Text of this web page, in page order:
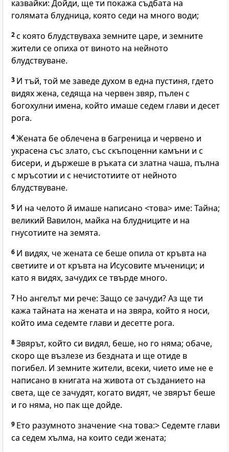
казвайки: Дойди, ще ти покажа съдбата на
голямата блудница, която седи на много води;
2с която блудствуваха земните царе, и земните
жители се опиха от виното на нейното
блудствуване.
3 И тъй, той ме заведе духом в една пустиня, гдето
видях жена, седяща на червен звяр, пълен с
богохулни имена, който имаше седем глави и десет
рога.
4Жената бе облечена в багреница и червено и
украсена със злато, със скъпоценни камъни и с
бисери, и държеше в ръката си златна чаша, пълна
с мръсотии и с нечистотиите от нейното
блудствуване.
5 И на челото й имаше написано <това> име: Тайна;
великий Вавилон, майка на блудниците и на
гнусотиите на земята.
6 И видях, че жената се беше опила от кръвта на
светиите и от кръвта на Исусовите мъченици; и
като я видях, зачудих се твърде много.
7 Но ангелът ми рече: Защо се зачуди? Аз ще ти
кажа тайната на жената и на звяра, който я носи,
който има седемте глави и десетте рога.
8Звярът, който си видял, беше, но го няма; обаче,
скоро ще възлезе из бездната и ще отиде в
погибел. И земните жители, всеки, чието име не е
написано в книгата на живота от създанието на
света, ще се зачудят, когато видят, че звярът беше
и го няма, но пак ще дойде.
9 Ето разумното значение <на това:> Седемте глави
са седем хълма, на които седи жената;